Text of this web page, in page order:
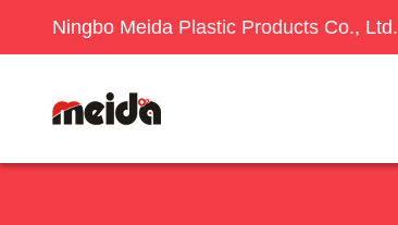
Ningbo Meida Plastic Products Co., Ltd.